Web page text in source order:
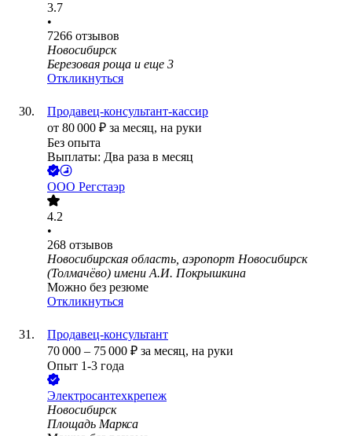
3.7
•
7266 отзывов
Новосибирск
Березовая роща и еще 3
Откликнуться
Продавец-консультант-кассир
от 80 000 ₽ за месяц, на руки
Без опыта
Выплаты: Два раза в месяц
ООО Регстаэр
4.2
•
268 отзывов
Новосибирская область, аэропорт Новосибирск
(Толмачёво) имени А.И. Покрышкина
Можно без резюме
Откликнуться
Продавец-консультант
70 000 – 75 000 ₽ за месяц, на руки
Опыт 1-3 года
Электросантехкрепеж
Новосибирск
Площадь Маркса